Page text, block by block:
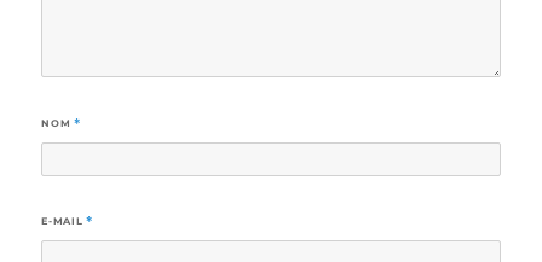
NOM *
E-MAIL *